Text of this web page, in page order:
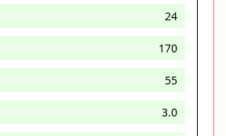
24
170
55
3.0